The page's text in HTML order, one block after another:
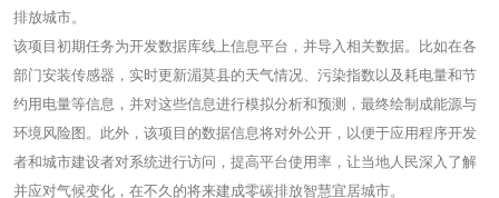
排放城市。
该项目初期任务为开发数据库线上信息平台，并导入相关数据。比如在各
部门安装传感器，实时更新湄莫县的天气情况、污染指数以及耗电量和节
约用电量等信息，并对这些信息进行模拟分析和预测，最终绘制成能源与
环境风险图。此外，该项目的数据信息将对外公开，以便于应用程序开发
者和城市建设者对系统进行访问，提高平台使用率，让当地人民深入了解
并应对气候变化，在不久的将来建成零碳排放智慧宜居城市。